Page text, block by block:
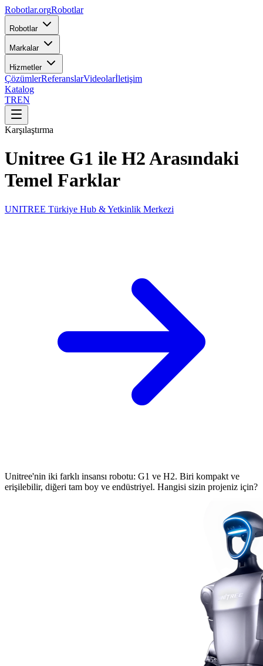
Robotlar.orgRobotlar
Robotlar
Markalar
Hizmetler
ÇözümlerReferanslarVideolarİletişim
Katalog
TREN
Karşılaştırma
Unitree G1 ile H2 Arasındaki
Temel Farklar
UNITREE Türkiye Hub & Yetkinlik Merkezi
Unitree'nin iki farklı insansı robotu: G1 ve H2. Biri kompakt ve
erişilebilir, diğeri tam boy ve endüstriyel. Hangisi sizin projeniz için?